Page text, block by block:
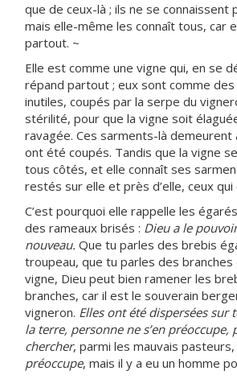
que de ceux-là ; ils ne se connaissent
mais elle-même les connaît tous, car
partout. ~
Elle est comme une vigne qui, en se
répand partout ; eux sont comme
inutiles, coupés par la serpe du
stérilité, pour que la vigne soit
ravagée. Ces sarments-là demeurent
ont été coupés. Tandis que la vigne
tous côtés, et elle connaît ses
restés sur elle et près d’elle, ceux
C’est pourquoi elle rappelle les
des rameaux brisés : Dieu a le
nouveau. Que tu parles des brebis
troupeau, que tu parles des branches
vigne, Dieu peut bien ramener les
branches, car il est le souverain
vigneron. Elles ont été dispersées sur
la terre, personne ne s’en préoccupe,
chercher, parmi les mauvais pasteurs,
préoccupe, mais il y a eu un homme